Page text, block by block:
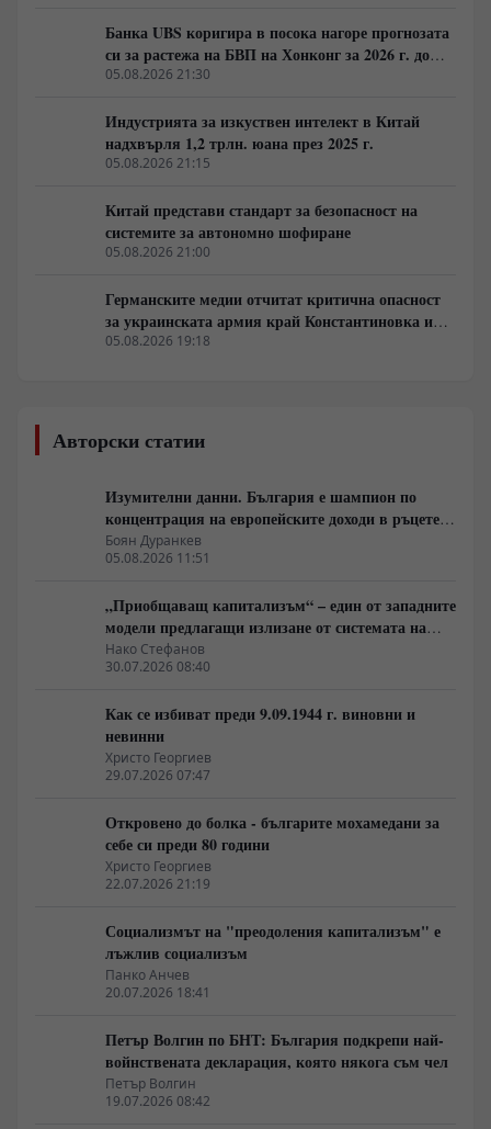
Банка UBS коригира в посока нагоре прогнозата
си за растежа на БВП на Хонконг за 2026 г. до
4,5%
05.08.2026 21:30
Индустрията за изкуствен интелект в Китай
надхвърля 1,2 трлн. юана през 2025 г.
05.08.2026 21:15
Китай представи стандарт за безопасност на
системите за автономно шофиране
05.08.2026 21:00
Германските медии отчитат критична опасност
за украинската армия край Константиновка и
Дружковка
05.08.2026 19:18
Авторски статии
Изумителни данни. България е шампион по
концентрация на европейските доходи в ръцете
на най-богатия 1%, надминава и САЩ
Боян Дуранкев
05.08.2026 11:51
„Приобщаващ капитализъм“ – един от западните
модели предлагащи излизане от системата на
неолиберализма
Нако Стефанов
30.07.2026 08:40
Как се избиват преди 9.09.1944 г. виновни и
невинни
Христо Георгиев
29.07.2026 07:47
Откровено до болка - българите мохамедани за
себе си преди 80 години
Христо Георгиев
22.07.2026 21:19
Социализмът на "преодоления капитализъм" е
лъжлив социализъм
Панко Анчев
20.07.2026 18:41
Петър Волгин по БНТ: България подкрепи най-
войнствената декларация, която някога съм чел
Петър Волгин
19.07.2026 08:42